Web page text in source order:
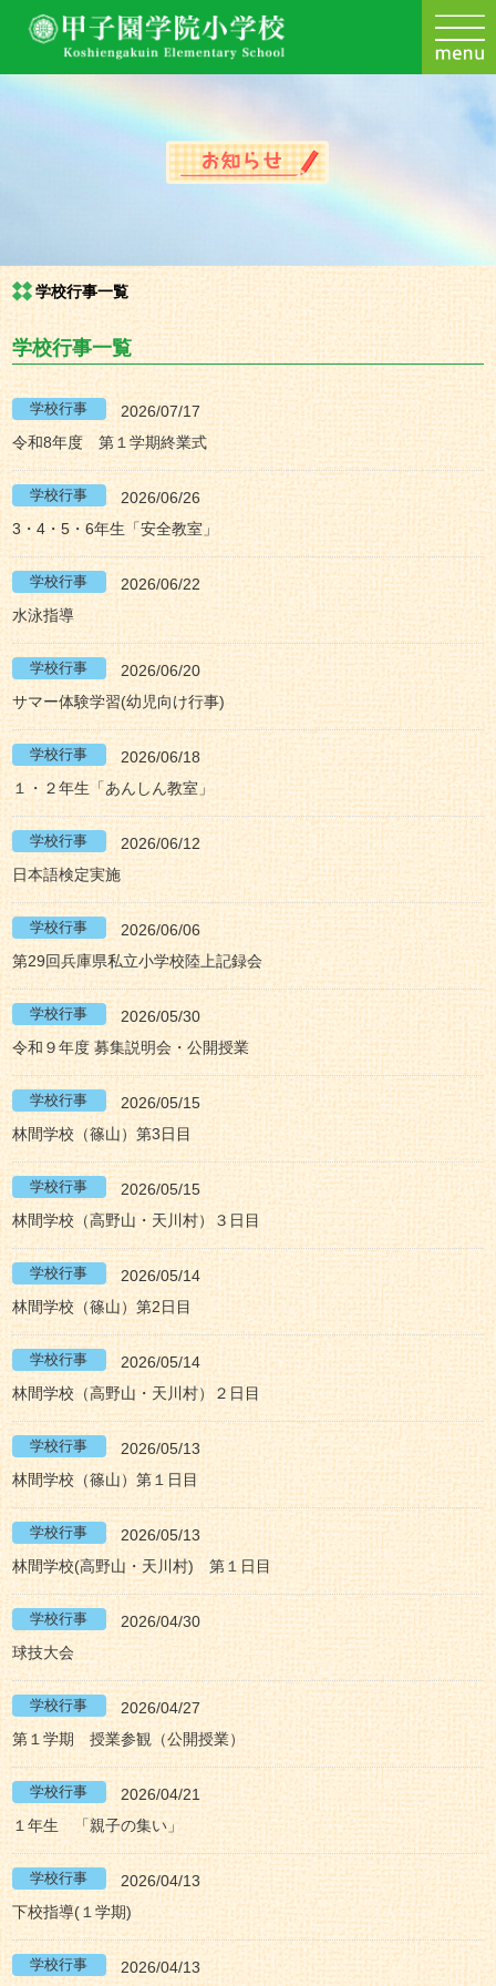
学校行事一覧
学校行事一覧
2026/07/17
令和8年度 第１学期終業式
2026/06/26
3・4・5・6年生「安全教室」
2026/06/22
水泳指導
2026/06/20
サマー体験学習(幼児向け行事)
2026/06/18
１・２年生「あんしん教室」
2026/06/12
日本語検定実施
2026/06/06
第29回兵庫県私立小学校陸上記録会
2026/05/30
令和９年度 募集説明会・公開授業
2026/05/15
林間学校（篠山）第3日目
2026/05/15
林間学校（高野山・天川村）３日目
2026/05/14
林間学校（篠山）第2日目
2026/05/14
林間学校（高野山・天川村）２日目
2026/05/13
林間学校（篠山）第１日目
2026/05/13
林間学校(高野山・天川村) 第１日目
2026/04/30
球技大会
2026/04/27
第１学期 授業参観（公開授業）
2026/04/21
１年生 「親子の集い」
2026/04/13
下校指導(１学期)
2026/04/13